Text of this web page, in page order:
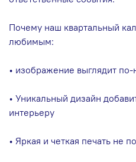
Почему наш квартальный
любимым:
• изображение выглядит
• Уникальный дизайн
интерьеру
• Яркая и четкая печать не